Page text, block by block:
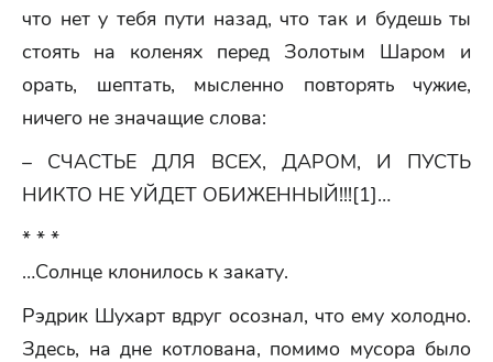
что нет у тебя пути назад, что так и будешь ты
стоять на коленях перед Золотым Шаром и
орать, шептать, мысленно повторять чужие,
ничего не значащие слова:
– СЧАСТЬЕ ДЛЯ ВСЕХ, ДАРОМ, И ПУСТЬ
НИКТО НЕ УЙДЕТ ОБИЖЕННЫЙ!!![1]…
* * *
…Солнце клонилось к закату.
Рэдрик Шухарт вдруг осознал, что ему холодно.
Здесь, на дне котлована, помимо мусора было